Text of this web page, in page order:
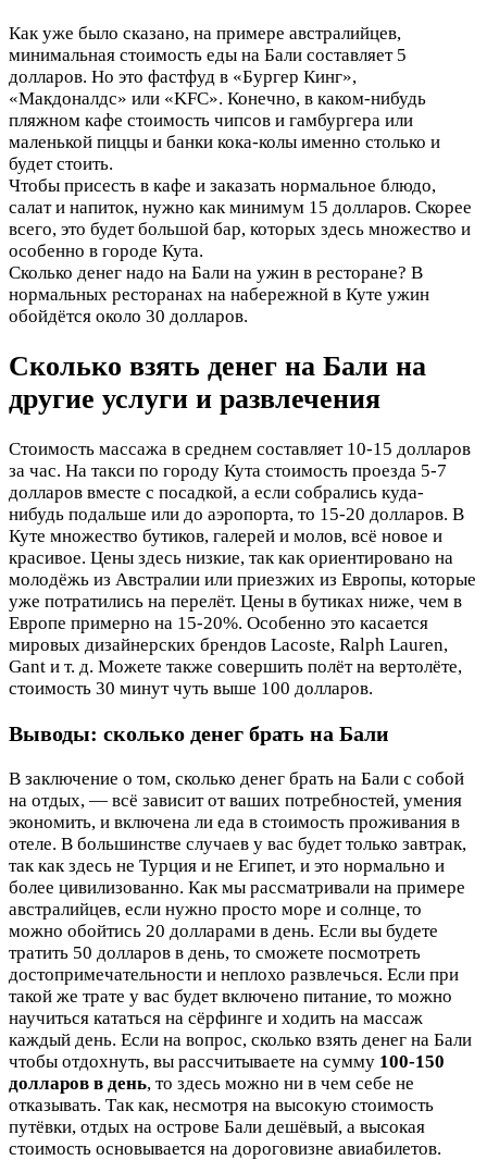
Как уже было сказано, на примере австралийцев,
минимальная стоимость еды на Бали составляет 5
долларов. Но это фастфуд в «Бургер Кинг»,
«Макдоналдс» или «KFC». Конечно, в каком-нибудь
пляжном кафе стоимость чипсов и гамбургера или
маленькой пиццы и банки кока-колы именно столько и
будет стоить.
Чтобы присесть в кафе и заказать нормальное блюдо,
салат и напиток, нужно как минимум 15 долларов. Скорее
всего, это будет большой бар, которых здесь множество и
особенно в городе Кута.
Сколько денег надо на Бали на ужин в ресторане? В
нормальных ресторанах на набережной в Куте ужин
обойдётся около 30 долларов.
Сколько взять денег на Бали на
другие услуги и развлечения
Стоимость массажа в среднем составляет 10-15 долларов
за час. На такси по городу Кута стоимость проезда 5-7
долларов вместе с посадкой, а если собрались куда-
нибудь подальше или до аэропорта, то 15-20 долларов. В
Куте множество бутиков, галерей и молов, всё новое и
красивое. Цены здесь низкие, так как ориентировано на
молодёжь из Австралии или приезжих из Европы, которые
уже потратились на перелёт. Цены в бутиках ниже, чем в
Европе примерно на 15-20%. Особенно это касается
мировых дизайнерских брендов Lacoste, Ralph Lauren,
Gant и т. д. Можете также совершить полёт на вертолёте,
стоимость 30 минут чуть выше 100 долларов.
Выводы: сколько денег брать на Бали
В заключение о том, сколько денег брать на Бали с собой
на отдых, — всё зависит от ваших потребностей, умения
экономить, и включена ли еда в стоимость проживания в
отеле. В большинстве случаев у вас будет только завтрак,
так как здесь не Турция и не Египет, и это нормально и
более цивилизованно. Как мы рассматривали на примере
австралийцев, если нужно просто море и солнце, то
можно обойтись 20 долларами в день. Если вы будете
тратить 50 долларов в день, то сможете посмотреть
достопримечательности и неплохо развлечься. Если при
такой же трате у вас будет включено питание, то можно
научиться кататься на сёрфинге и ходить на массаж
каждый день. Если на вопрос, сколько взять денег на Бали
чтобы отдохнуть, вы рассчитываете на сумму 100-150
долларов в день, то здесь можно ни в чем себе не
отказывать. Так как, несмотря на высокую стоимость
путёвки, отдых на острове Бали дешёвый, а высокая
стоимость основывается на дороговизне авиабилетов.